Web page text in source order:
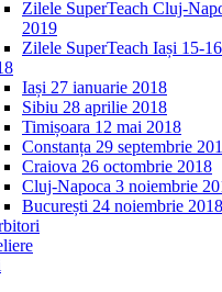
Zilele SuperTeach Cluj-
2019
Zilele SuperTeach Iași 15-
Iași 27 ianuarie 2018
Sibiu 28 aprilie 2018
Timișoara 12 mai 2018
Constanța 29 septembrie
Craiova 26 octombrie 2018
Cluj-Napoca 3 noiembrie
București 24 noiembrie 2018